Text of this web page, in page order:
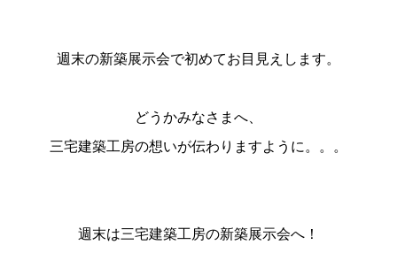
週末の新築展示会で初めてお目見えします。
どうかみなさまへ、
三宅建築工房の想いが伝わりますように。。。
週末は三宅建築工房の新築展示会へ！